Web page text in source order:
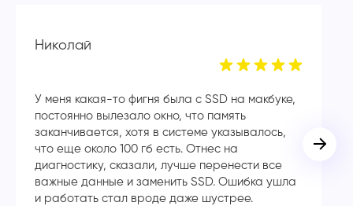
Николай
У меня какая-то фигня была с SSD на макбуке,
постоянно вылезало окно, что память
заканчивается, хотя в системе указывалось,
что еще около 100 гб есть. Отнес на
диагностику, сказали, лучше перенести все
важные данные и заменить SSD. Ошибка ушла
и работать стал вроде даже шустрее.